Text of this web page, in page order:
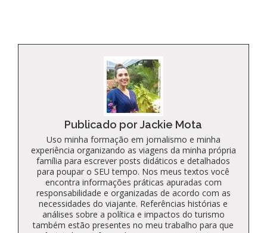
Publicado por Jackie Mota
Uso minha formação em jornalismo e minha
experiência organizando as viagens da minha própria
família para escrever posts didáticos e detalhados
para poupar o SEU tempo. Nos meus textos você
encontra informações práticas apuradas com
responsabilidade e organizadas de acordo com as
necessidades do viajante. Referências histórias e
análises sobre a política e impactos do turismo
também estão presentes no meu trabalho para que